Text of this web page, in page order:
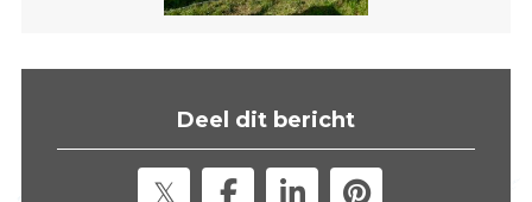
t
Deel dit bericht